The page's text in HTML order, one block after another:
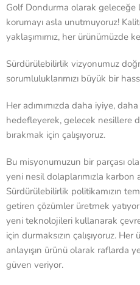
Golf Dondurma olarak geleceğe
korumayı asla unutmuyoruz!
yaklaşımımız, her ürünümüzde
Sürdürülebilirlik vizyonumuz
sorumluluklarımızı büyük bir
Her adımımızda daha iyiye,
hedefleyerek, gelecek nesillere
bırakmak için çalışıyoruz.
Bu misyonumuzun bir parçası
yeni nesil dolaplarımızla karbon
Sürdürülebilirlik politikamızın
getiren çözümler üretmek
yeni teknolojileri kullanarak
için durmaksızın çalışıyoruz.
anlayışın ürünü olarak raflarda
güven veriyor.